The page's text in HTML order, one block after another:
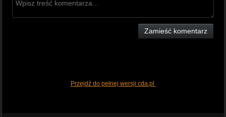
Zamieść komentarz
Przejdź do pełnej wersji cda.pl